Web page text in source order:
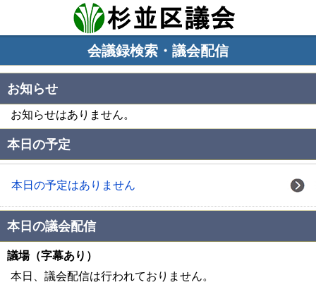
会議録検索・議会配信
お知らせ
お知らせはありません。
本日の予定
本日の予定はありません
本日の議会配信
議場（字幕あり）
本日、議会配信は行われておりません。